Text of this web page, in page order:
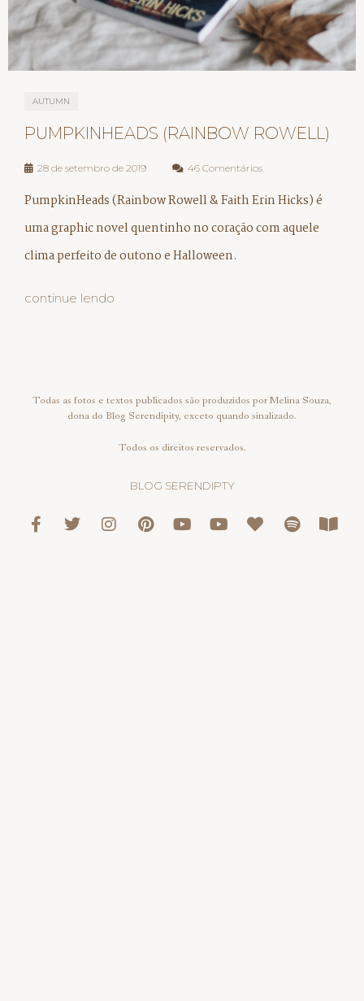
AUTUMN
PUMPKINHEADS (RAINBOW ROWELL)
28 de setembro de 2019 46 Comentários
PumpkinHeads (Rainbow Rowell & Faith Erin Hicks) é
uma graphic novel quentinho no coração com aquele
clima perfeito de outono e Halloween.
continue lendo
Todas as fotos e textos publicados são produzidos por Melina Souza,
dona do Blog Serendipity, exceto quando sinalizado.
Todos os direitos reservados.
BLOG SERENDIPTY